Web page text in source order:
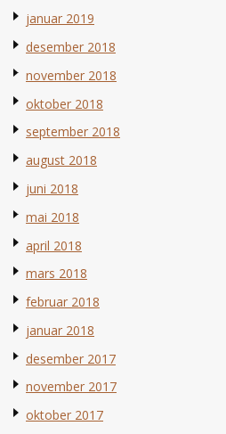
januar 2019
desember 2018
november 2018
oktober 2018
september 2018
august 2018
juni 2018
mai 2018
april 2018
mars 2018
februar 2018
januar 2018
desember 2017
november 2017
oktober 2017